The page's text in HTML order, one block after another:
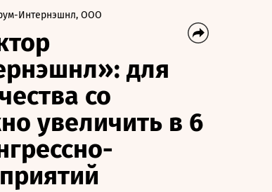
Интернэшнл, ООО
для
со
увеличить в 6